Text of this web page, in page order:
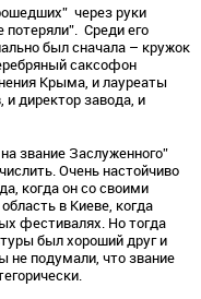
через руки
Среди его
был сначала – кружок
саксофон
Крыма, и лауреаты
директор завода, и
звание Заслуженного”
Очень настойчиво
когда он со своими
в Киеве, когда
фестивалях. Но тогда
был хороший друг и
не подумали, что звание